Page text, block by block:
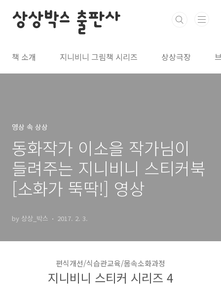
상상박스 출판사
책 소개 지니비니 그림책 시리즈 상상극장
영상 속 상상
동화작가 이소을 작가님이
들려주는 지니비니 스티커북
[소화가 뚝딱!] 영상
by 상상_박스 2017. 2. 3.
편식개선/식습관교육/몸속소화과정
지니비니 스티커 시리즈 4